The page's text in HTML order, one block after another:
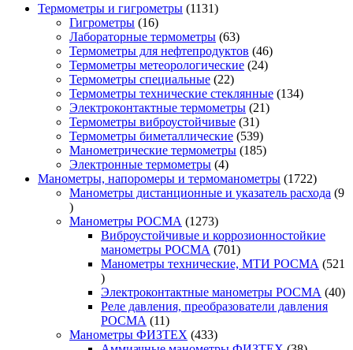
Термометры и гигрометры 11311131
Гигрометры 1616
товаров
Лабораторные термометры 6363
товара
Термометры для нефтепродуктов 4646
Термометры метеорологические 2424
Термометры специальные 2222
товара
Термометры технические стеклянные 134134
Электроконтактные термометры 2121
Термометры виброустойчивые 3131
товар
Термометры биметаллические 539539
товаров
Манометрические термометры 185185
Электронные термометры 44
товара
Манометры, напоромеры и термоманометры 17221722
товара
Манометры дистанционные и указатель расхода 9
9
товаров
Манометры РОСМА 12731273
товара
Виброустойчивые и коррозионностойкие
манометры РОСМА
701701
товар
Манометры технические, МТИ РОСМА
521
521
товар
Электроконтактные манометры РОСМА 4040
Реле давления, преобразователи давления
РОСМА
1111
товаров
Манометры ФИЗТЕХ 433433